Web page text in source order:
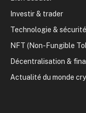
Investir & trader
Technologie & sécurité
NFT (Non-Fungible
Décentralisation &
Actualité du monde